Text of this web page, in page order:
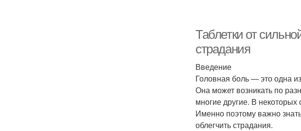
Таблетки от
страдания
Введение
Головная боль — это одна
Она может возникать по
многие другие. В некоторых
Именно поэтому важно
облегчить страдания.